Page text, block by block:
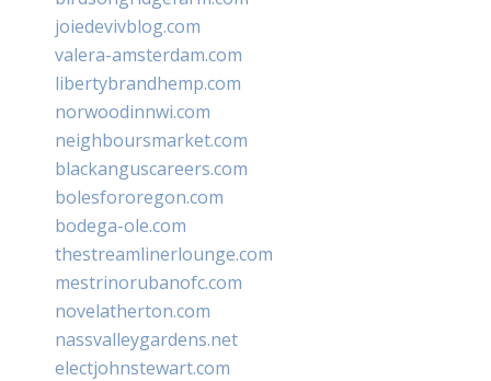
joiedevivblog.com
valera-amsterdam.com
libertybrandhemp.com
norwoodinnwi.com
neighboursmarket.com
blackanguscareers.com
bolesfororegon.com
bodega-ole.com
thestreamlinerlounge.com
mestrinorubanofc.com
novelatherton.com
nassvalleygardens.net
electjohnstewart.com